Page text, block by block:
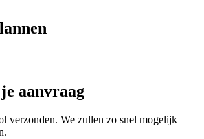
aanvraag
verzonden. We zullen zo snel mogelijk